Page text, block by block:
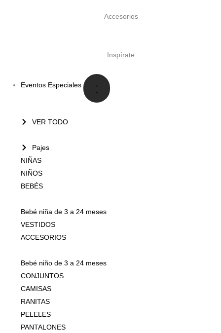
Accesorios
Inspírate
Eventos Especiales
VER TODO
Pajes
NIÑAS
NIÑOS
BEBÉS
Bebé niña de 3 a 24 meses
VESTIDOS
ACCESORIOS
Bebé niño de 3 a 24 meses
CONJUNTOS
CAMISAS
RANITAS
PELELES
PANTALONES